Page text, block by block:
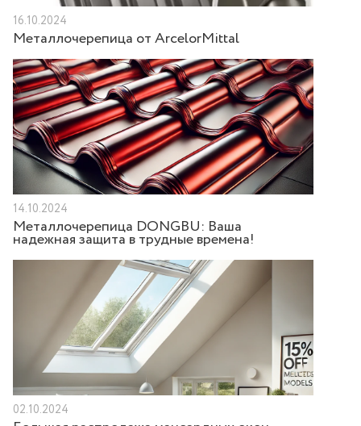
16.10.2024
Металлочерепица от ArcelorMittal
14.10.2024
Металлочерепица DONGBU: Ваша
надежная защита в трудные времена!
02.10.2024